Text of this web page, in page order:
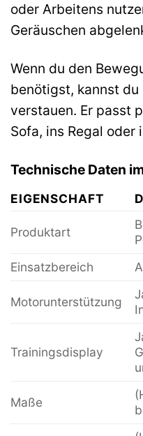
oder Arbeitens
Geräuschen
Wenn du den
benötigst, kannst
verstauen. Er passt
Sofa, ins Regal oder
Technische Daten
EIGENSCHAFT
Produktart
Einsatzbereich
Motorunterstützung
Trainingsdisplay
Maße